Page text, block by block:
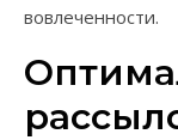
вовлеченности.